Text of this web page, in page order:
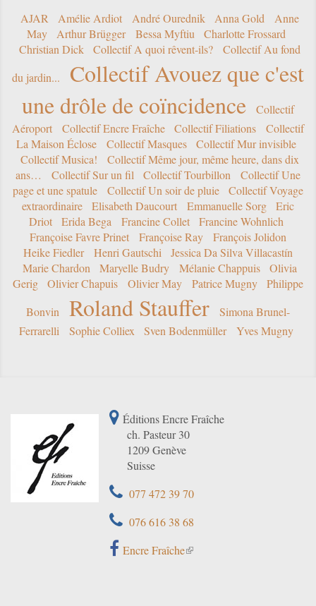
AJAR Amélie Ardiot André Ourednik Anna Gold
Anne
May
Arthur Brügger Bessa Myftiu
Charlotte Frossard
Christian Dick
Collectif A quoi rêvent-ils?
Collectif Au fond
du jardin...
Collectif Avouez que c'est
une drôle de coïncidence
Collectif
Aéroport
Collectif Encre Fraîche Collectif Filiations
Collectif
La Maison Éclose
Collectif Masques
Collectif Mur invisible
Collectif Musica!
Collectif Même jour, même heure, dans dix
ans…
Collectif Sur un fil Collectif Tourbillon
Collectif Une
page et une spatule
Collectif Un soir de pluie
Collectif Voyage
extraordinaire
Elisabeth Daucourt Emmanuelle Sorg
Eric
Driot
Erida Bega Francine Collet
Francine Wohnlich
Françoise Favre Prinet
Françoise Ray
François Jolidon
Heike Fiedler
Henri Gautschi
Jessica Da Silva Villacastín
Marie Chardon
Maryelle Budry Mélanie Chappuis
Olivia
Gerig
Olivier Chapuis Olivier May Patrice Mugny
Philippe
Bonvin
Roland Stauffer
Simona Brunel-
Ferrarelli
Sophie Colliex Sven Bodenmüller Yves Mugny
Éditions Encre Fraîche
ch. Pasteur 30
1209 Genève
Suisse
077 472 39 70
076 616 38 68
Encre Fraîche